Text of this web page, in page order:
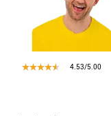
4.53/5.00